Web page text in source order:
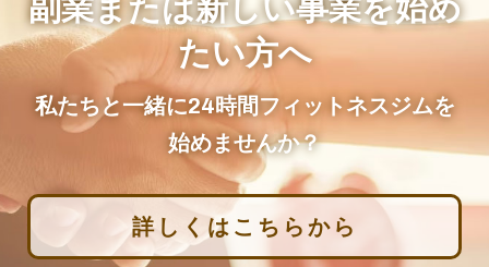
副業または新しい事業を始め
たい方へ
私たちと一緒に24時間フィットネスジムを
始めませんか？
詳しくはこちらから